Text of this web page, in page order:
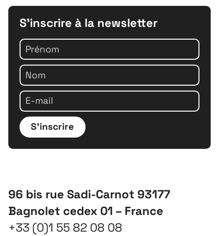
S'inscrire à la newsletter
S'inscrire
96 bis rue Sadi-Carnot 93177
Bagnolet cedex 01 – France
+33 (0)1 55 82 08 08